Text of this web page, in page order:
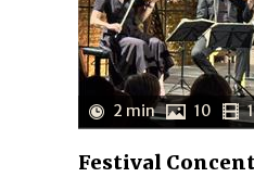
2 min 10 1
Festival